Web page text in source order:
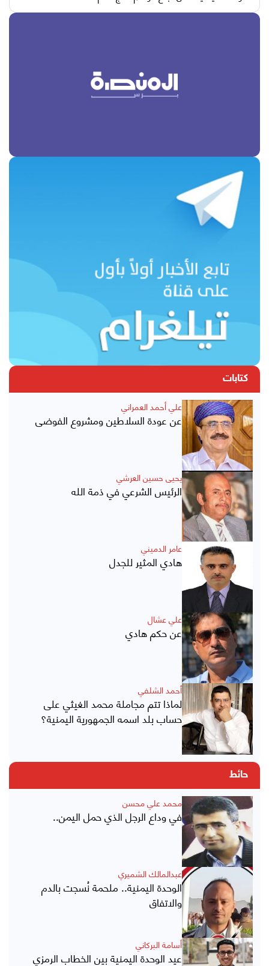
كتابات
علي أحمد العمراني
عن عودة السلاطين ومشروع الفوضى
يحيى حسين العرشي
الرئيس الشرعي في ذمة الله
عامر الدميني
هادي المثير للجدل
علي عشال
عن حكم هادي
أحمد الشلفي
لماذا تتم مجاملة محمد الغيثي على
حساب بلد اسمه الجمهورية اليمنية؟
حائط
محمد علي محسن
في وداع الرجل الذي حمل اليمن..
عبدالمالك الشميري
الوحدة اليمنية.. ملحمة نُسجت بالدم
والاتفاق
أسامة البركاني
عيد الوحدة اليمنية بين الخطاب الرمزي